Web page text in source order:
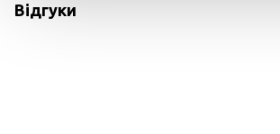
Відгуки